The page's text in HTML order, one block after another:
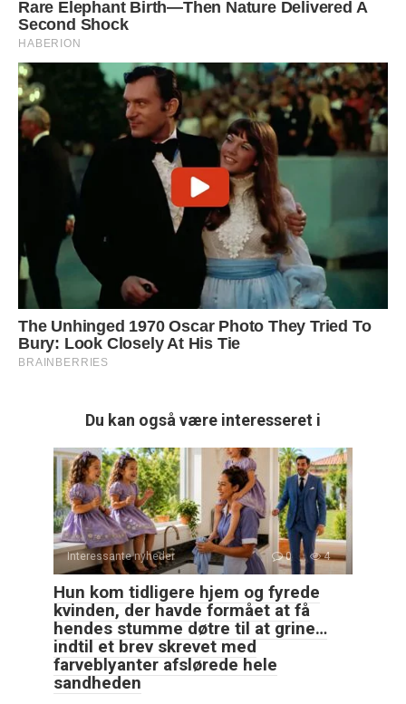
Du kan også være interesseret i
Interessante nyheder 0 4
Hun kom tidligere hjem og fyrede
kvinden, der havde formået at få
hendes stumme døtre til at grine…
indtil et brev skrevet med
farveblyanter afslørede hele
sandheden